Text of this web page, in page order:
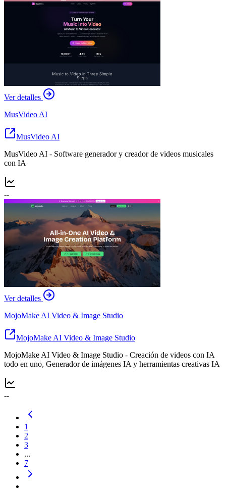
Ver detalles
MusVideo AI
MusVideo AI
MusVideo AI - Software generador y creador de videos musicales
con IA
--
Ver detalles
MojoMake AI Video & Image Studio
MojoMake AI Video & Image Studio
MojoMake AI Video & Image Studio - Creación de videos con IA
todo en uno, Generador de imágenes IA y herramientas creativas IA
--
1
2
3
...
7